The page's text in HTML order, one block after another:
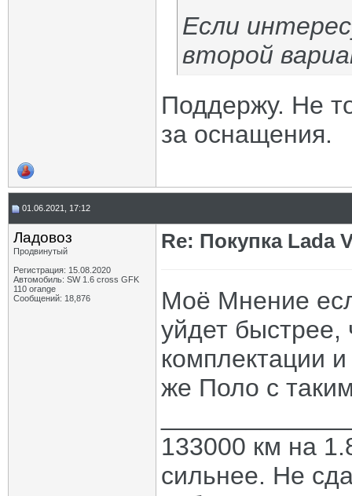
Если
второй
Поддержу. Не
за оснащения.
01.06.2021, 17:12
Ладовоз
Продвинутый
Регистрация: 15.08.2020
Автомобиль: SW 1.6 cross GFK
110 orange
Сообщений: 18,876
Re: Покупка Lada
Моё Мнение
уйдет быстрее,
комплектации
же Поло с
133000 км на
сильнее. Не